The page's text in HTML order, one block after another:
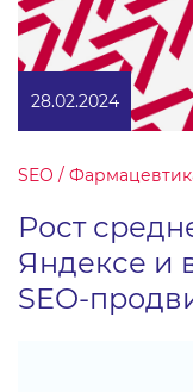
28.02.2024
SEO /
Рост
Яндексе и
SEO-